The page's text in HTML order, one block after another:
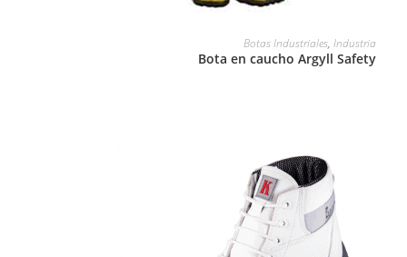
Botas Industriales,Industria
Bota en caucho Argyll Safety